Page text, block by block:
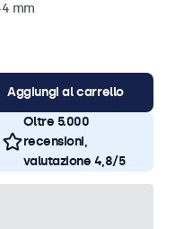
mm
Aggiungi al carrello
Oltre 5.000
recensioni,
valutazione 4,8/5